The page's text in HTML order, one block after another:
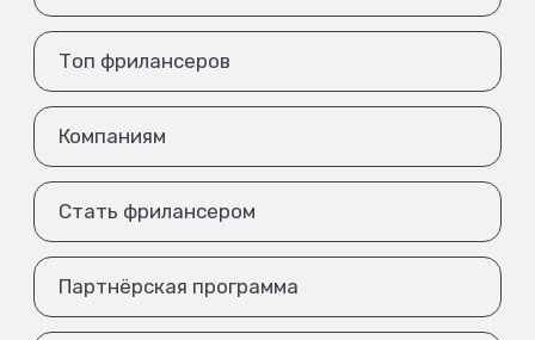
Топ фрилансеров
Компаниям
Стать фрилансером
Партнёрская программа